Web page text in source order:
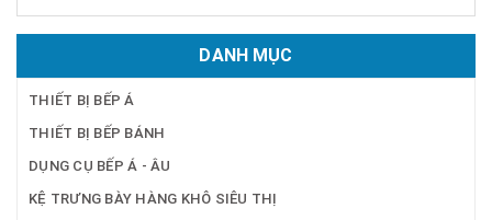
DANH MỤC
THIẾT BỊ BẾP Á
THIẾT BỊ BẾP BÁNH
DỤNG CỤ BẾP Á - ÂU
KỆ TRƯNG BÀY HÀNG KHÔ SIÊU THỊ